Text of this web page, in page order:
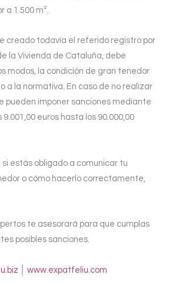
a 1.500 m².
creado todavía el referido registro por
la Vivienda de Cataluña, debe
modos, la condición de gran tenedor
a la normativa. En caso de no realizar
pueden imponer sanciones mediante
euros hasta los 90.000,00
estás obligado a comunicar tu
o cómo hacerlo correctamente,
te asesorará para que cumplas
posibles sanciones.
www.expatfeliu.com